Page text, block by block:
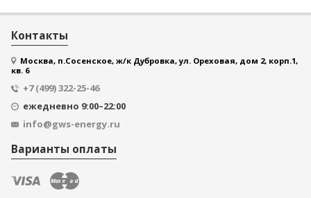
Контакты
Москва, п.Сосенское, ж/к Дубровка, ул. Ореховая, дом 2, корп.1,
кв. 6
+7 (499) 322-25-46
ежедневно 9:00–22:00
info@gws-energy.ru
Варианты оплаты